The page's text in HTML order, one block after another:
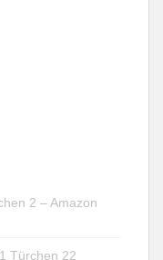
2 – Amazon
Türchen 22